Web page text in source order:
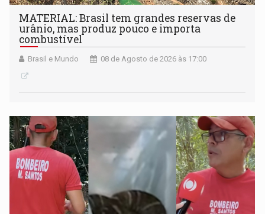
MATERIAL: Brasil tem grandes reservas de
urânio, mas produz pouco e importa
combustível
Brasil e Mundo 08 de Agosto de 2026 às 17:00